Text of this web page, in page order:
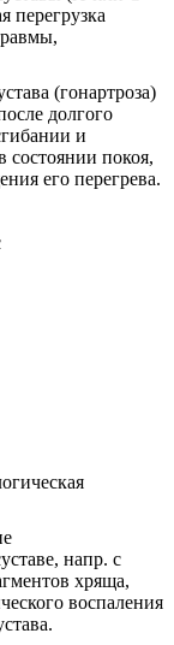
перегрузка
(гонартроза)
долгого
и
состоянии покоя,
его перегрева.
напр. с
хряща,
воспаления